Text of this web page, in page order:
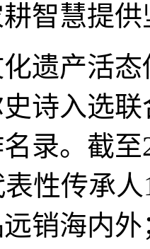
智慧提
产活态
诗入选
录。截
表性传承
远销海内